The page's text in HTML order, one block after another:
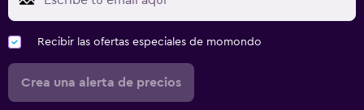
Recibir las ofertas especiales de momondo
Crea una alerta de precios